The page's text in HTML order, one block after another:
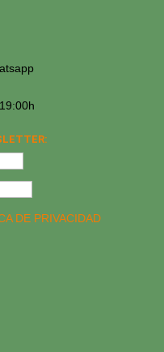
DE PRIVACIDAD